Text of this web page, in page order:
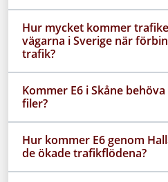
Hur mycket kommer
vägarna i Sverige när
trafik?
Kommer E6 i Skåne
filer?
Hur kommer E6 genom
de ökade trafikflödena?